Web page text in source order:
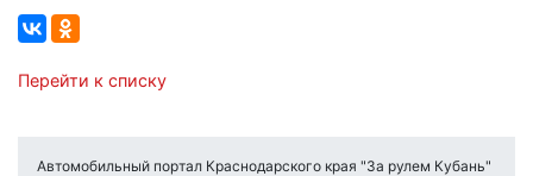
Перейти к списку
Автомобильный портал Краснодарского края "За рулем Кубань"